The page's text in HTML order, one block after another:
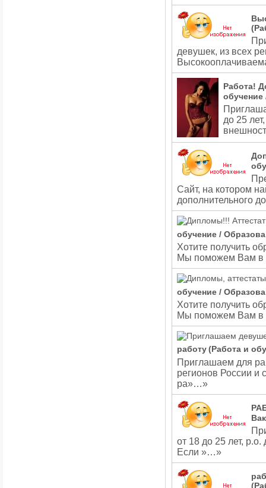
девушек, из всех
Работа!
обучение
до 25
Сайт, на котором
дополнительного
обучение /
Хотите получить
Мы поможем Вам в
обучение /
Хотите получить
Мы поможем Вам в
работу(Работа и
Приглашаем для
регионов России
ра»…»
от 18 до 25 лет,
Если »…»